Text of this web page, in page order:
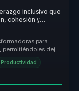
inclusivo que
cohesión y
para
dejar
Productividad